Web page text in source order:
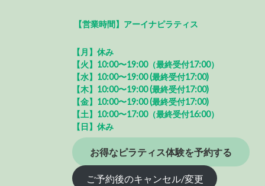
【営業時間】アーイナピラティス
【月】休み
【火】10:00〜19:00（最終受付17:00）
【水】10:00〜19:00 (最終受付17:00)
【木】10:00〜19:00 (最終受付17:00)
【金】10:00〜19:00 (最終受付17:00)
【土】10:00〜17:00（最終受付16:00）
【日】休み
お得なピラティス体験を予約する
ご予約後のキャンセル/変更